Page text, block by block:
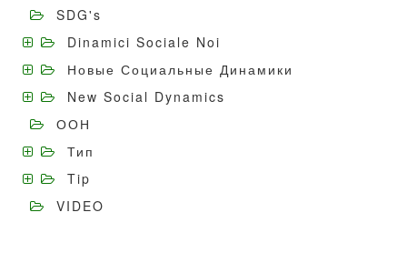
SDG's
Dinamici Sociale Noi
Новые Социальные Динамики
New Social Dynamics
ООН
Тип
Tip
VIDEO